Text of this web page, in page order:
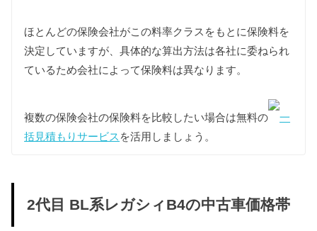
シィB4はすべて同じ課税クラス（1000〜1500kg）に
また、環境負荷の観点から新車登録後13年が経過し
た2代目レガシィB4の重量税は約40%増額され、18年
増額されますが、維持費は標準税額をもとに算出し
ています。
BL5
ほとんどの保険会社がこの料率クラスをもとに保険料を
決定していますが、具体的な算出方法は各社に委ねられ
ているため会社によって保険料は異なります。
複数の保険会社の保険料を比較したい場合は無料の
一
括見積もりサービス を活用しましょう。
2代目 BL系レガシィB4の中古車価格帯